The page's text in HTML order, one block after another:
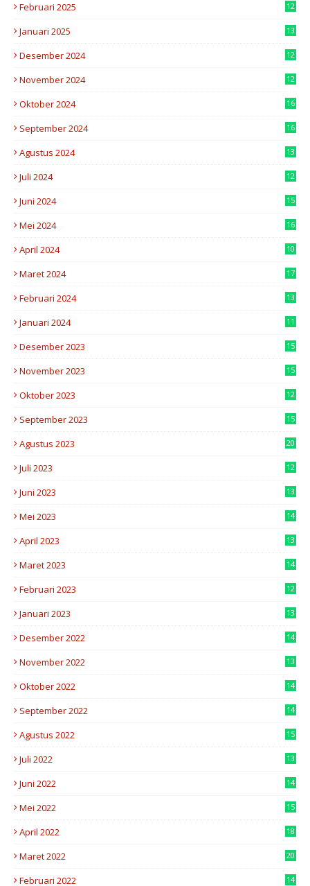
Februari 2025
12
Januari 2025
13
Desember 2024
12
November 2024
12
Oktober 2024
16
September 2024
16
Agustus 2024
13
Juli 2024
12
Juni 2024
15
Mei 2024
16
April 2024
10
Maret 2024
17
Februari 2024
13
Januari 2024
11
Desember 2023
15
November 2023
15
Oktober 2023
12
September 2023
15
Agustus 2023
20
Juli 2023
12
Juni 2023
13
Mei 2023
14
April 2023
13
Maret 2023
14
Februari 2023
12
Januari 2023
13
Desember 2022
14
November 2022
13
Oktober 2022
14
September 2022
14
Agustus 2022
15
Juli 2022
13
Juni 2022
14
Mei 2022
15
April 2022
18
Maret 2022
20
Februari 2022
14